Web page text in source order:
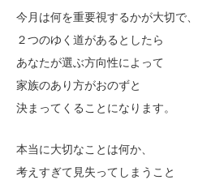
今月は何を重要視するかが大切で、
２つのゆく道があるとしたら
あなたが選ぶ方向性によって
家族のあり方がおのずと
決まってくることになります。
本当に大切なことは何か、
考えすぎて見失ってしまうこと